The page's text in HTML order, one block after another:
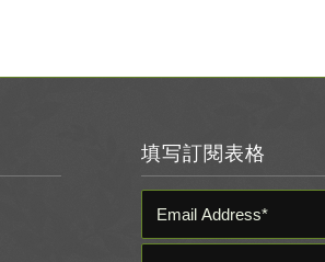
填写訂閱表格